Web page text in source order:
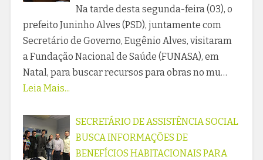
Na tarde desta segunda-feira (03), o
prefeito Juninho Alves (PSD), juntamente com
Secretário de Governo, Eugênio Alves, visitaram
a Fundação Nacional de Saúde (FUNASA), em
Natal, para buscar recursos para obras no mu…
Leia Mais...
SECRETÁRIO DE ASSISTÊNCIA SOCIAL
BUSCA INFORMAÇÕES DE
BENEFÍCIOS HABITACIONAIS PARA